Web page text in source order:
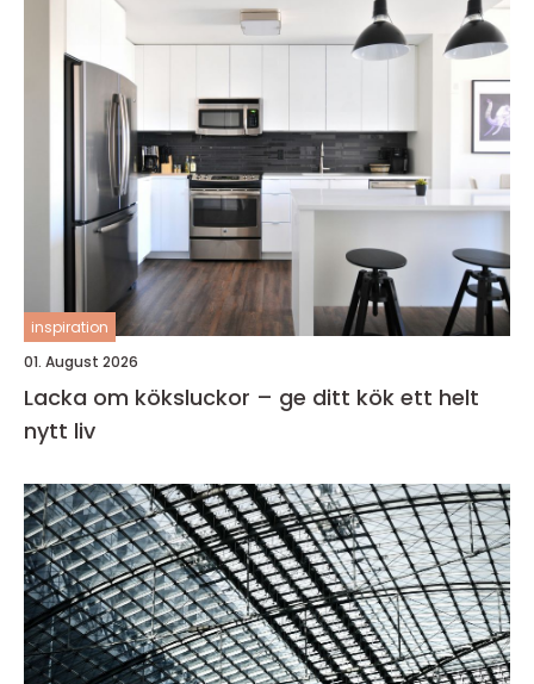
inspiration
01. August 2026
Lacka om köksluckor – ge ditt kök ett helt
nytt liv